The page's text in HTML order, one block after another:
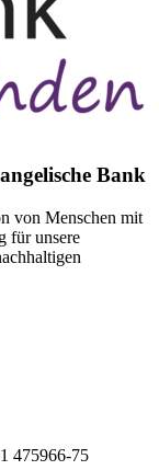
Bank
von Menschen mit
für unsere
475966-75